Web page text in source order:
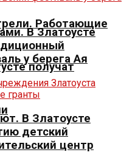
Работающие
получат
В Златоусте
у берега Ая
В Златоусте
детский
центр